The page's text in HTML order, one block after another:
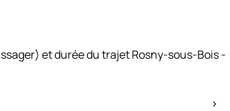
et durée du trajet Rosny-sous-Bois -